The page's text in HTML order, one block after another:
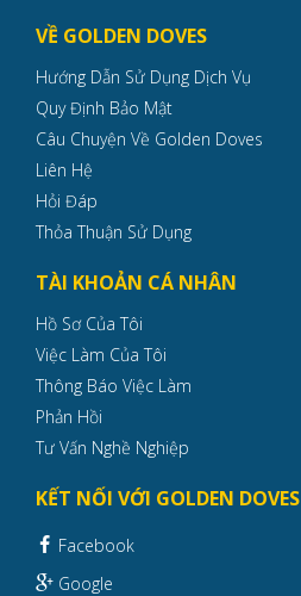
VỀ GOLDEN DOVES
Hướng Dẫn Sử Dụng Dịch Vụ
Quy Định Bảo Mật
Câu Chuyện Về Golden Doves
Liên Hệ
Hỏi Đáp
Thỏa Thuận Sử Dụng
TÀI KHOẢN CÁ NHÂN
Hồ Sơ Của Tôi
Việc Làm Của Tôi
Thông Báo Việc Làm
Phản Hồi
Tư Vấn Nghề Nghiệp
KẾT NỐI VỚI GOLDEN DOVES
Facebook
Google